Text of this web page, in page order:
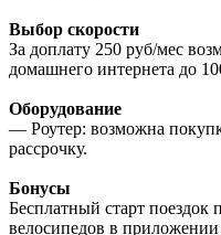
Выбор скорости
За доплату 250 руб/мес
домашнего интернета до
Оборудование
— Роутер: возможна
рассрочку.
Бонусы
Бесплатный старт поездок
велосипедов в